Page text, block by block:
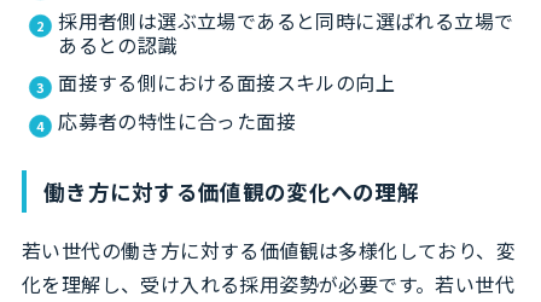
採用者側は選ぶ立場であると同時に選ばれる立場で
あるとの認識
面接する側における面接スキルの向上
応募者の特性に合った面接
働き方に対する価値観の変化への理解
若い世代の働き方に対する価値観は多様化しており、変
化を理解し、受け入れる採用姿勢が必要です。若い世代